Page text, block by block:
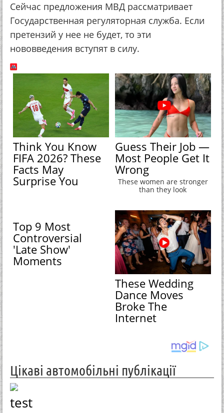
Сейчас предложения МВД рассматривает
Государственная регуляторная служба. Если
претензий у нее не будет, то эти
нововведения вступят в силу.
Think You Know
FIFA 2026? These
Facts May
Surprise You
Guess Their Job —
Most People Get It
Wrong
These women are stronger
than they look
Top 9 Most
Controversial
'Late Show'
Moments
These Wedding
Dance Moves
Broke The
Internet
Цікаві автомобільні публікації
test